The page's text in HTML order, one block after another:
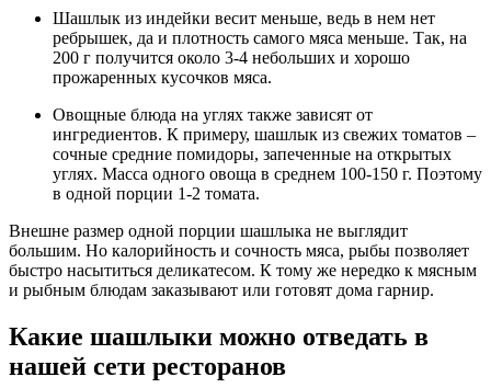
Шашлык из индейки весит меньше, ведь в нем нет
ребрышек, да и плотность самого мяса меньше. Так, на
200 г получится около 3-4 небольших и хорошо
прожаренных кусочков мяса.
Овощные блюда на углях также зависят от
ингредиентов. К примеру, шашлык из свежих томатов –
сочные средние помидоры, запеченные на открытых
углях. Масса одного овоща в среднем 100-150 г. Поэтому
в одной порции 1-2 томата.
Внешне размер одной порции шашлыка не выглядит
большим. Но калорийность и сочность мяса, рыбы позволяет
быстро насытиться деликатесом. К тому же нередко к мясным
и рыбным блюдам заказывают или готовят дома гарнир.
Какие шашлыки можно отведать в
нашей сети ресторанов